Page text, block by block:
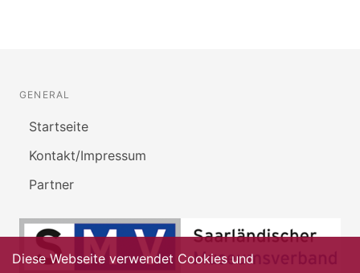
GENERAL
Startseite
Kontakt/Impressum
Partner
Diese Webseite verwendet Cookies und